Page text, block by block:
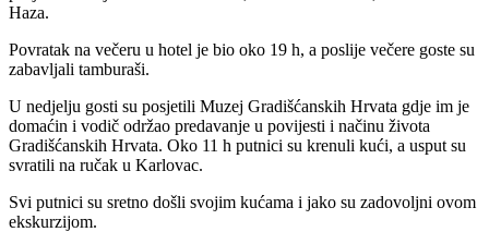
Haza.
Povratak na večeru u hotel je bio oko 19 h, a poslije večere goste su
zabavljali tamburaši.
U nedjelju gosti su posjetili Muzej Gradišćanskih Hrvata gdje im je
domaćin i vodič održao predavanje u povijesti i načinu života
Gradišćanskih Hrvata. Oko 11 h putnici su krenuli kući, a usput su
svratili na ručak u Karlovac.
Svi putnici su sretno došli svojim kućama i jako su zadovoljni ovom
ekskurzijom.